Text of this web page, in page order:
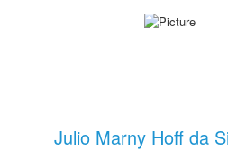
Julio Marny Hoff da